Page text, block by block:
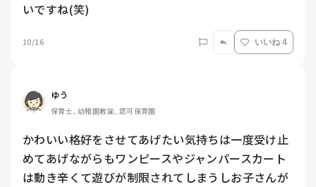
いですね(笑)
10/16 いいね 4
ゆう
保育士, 幼稚園教諭, 認可保育園
かわいい格好をさせてあげたい気持ちは一度受け止
めてあげながらもワンピースやジャンパースカート
は動き辛くて遊びが制限されてしまうしお子さんが